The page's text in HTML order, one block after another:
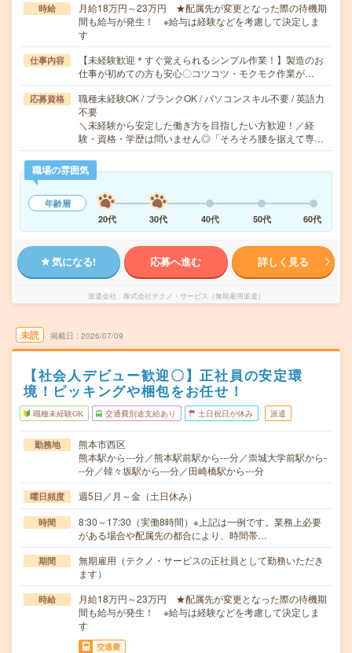
時給
月給18万円～23万円 ★配属先が変更となった際の待機期
間も給与が発生！ ※給与は経験などを考慮して決定しま
す
仕事内容
【未経験歓迎＊すぐ覚えられるシンプル作業！】製造のお
仕事が初めての方も安心〇コツコツ・モクモク作業が…
応募資格
職種未経験OK / ブランクOK / パソコンスキル不要 / 英語力
不要
＼未経験から安定した働き方を目指したい方歓迎！／経
験・資格・学歴は問いません◎「そろそろ腰を据えて専…
職場の雰囲気
年齢層
20代
30代 40代 50代 60代
気になる! 応募へ進む 詳しく見る
派遣会社 株式会社テクノ・サービス（無期雇用派遣）
未読 掲載日 2026/07/09
【社会人デビュー歓迎〇】正社員の安定環
境！ピッキングや梱包をお任せ！
職種未経験OK 交通費別途支給あり 土日祝日が休み 派遣
勤務地
熊本市西区
熊本駅から---分／熊本駅前駅から---分／崇城大学前駅から-
--分／韓々坂駅から---分／田崎橋駅から---分
曜日頻度 週5日／月～金（土日休み）
時間
8:30～17:30（実働8時間）※上記は一例です。業務上必要
がある場合や配属先の都合により、時間帯…
期間
無期雇用（テクノ・サービスの正社員として勤務いただき
ます）
時給
月給18万円～23万円 ★配属先が変更となった際の待機期
間も給与が発生！ ※給与は経験などを考慮して決定しま
す
交通費